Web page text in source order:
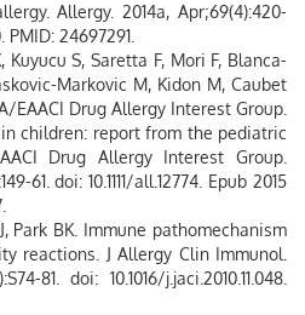
Allergy. 2014a, Apr;69(4):420-
PMID: 24697291.
Kuyucu S, Saretta F, Mori F, Blanca-
Markovic M, Kidon M, Caubet
EAACI Drug Allergy Interest Group.
children: report from the pediatric
Drug Allergy Interest Group.
61. doi: 10.1111/all.12774. Epub 2015
Park BK. Immune pathomechanism
reactions. J Allergy Clin Immunol.
81. doi: 10.1016/j.jaci.2010.11.048.